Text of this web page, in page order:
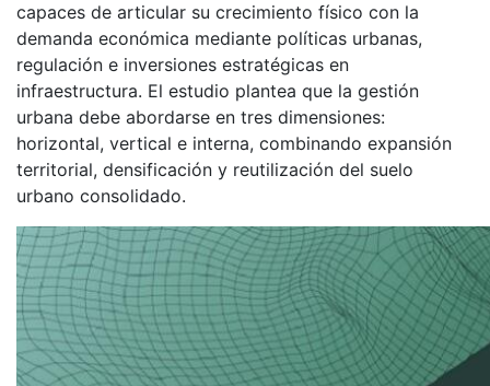
capaces de articular su crecimiento físico con la
demanda económica mediante políticas urbanas,
regulación e inversiones estratégicas en
infraestructura. El estudio plantea que la gestión
urbana debe abordarse en tres dimensiones:
horizontal, vertical e interna, combinando expansión
territorial, densificación y reutilización del suelo
urbano consolidado.